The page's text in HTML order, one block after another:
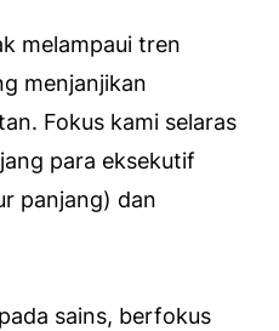
melampaui tren
menjanjikan
Fokus kami selaras
para eksekutif
panjang) dan
sains, berfokus